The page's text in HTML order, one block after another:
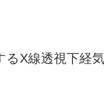
るX線透視下経